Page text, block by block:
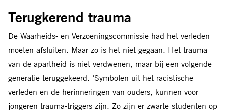
Terugkerend trauma
De Waarheids- en Verzoeningscommissie had het verleden
moeten afsluiten. Maar zo is het niet gegaan. Het trauma
van de apartheid is niet verdwenen, maar bij een volgende
generatie teruggekeerd. ‘Symbolen uit het racistische
verleden en de herinneringen van ouders, kunnen voor
jongeren trauma-triggers zijn. Zo zijn er zwarte studenten op